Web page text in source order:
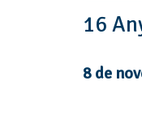
16
8 de